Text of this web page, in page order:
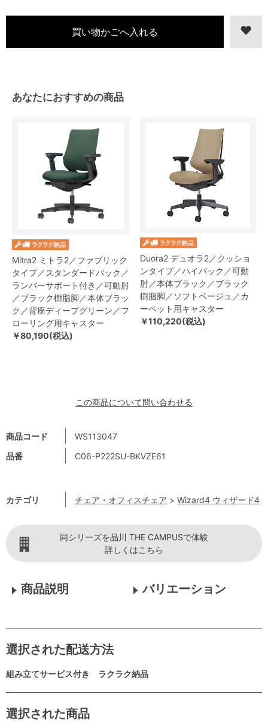
商品コード
WS113047
品番
C06-P222SU-BKVZE61
カテゴリ チェア・オフィスチェア > Wizard4 ウィザード4
あなたにおすすめの商品
Mitra2 ミトラ2／ファブリック
タイプ／スタンダードバック／
ランバーサポート付き／可動肘
／ブラック樹脂脚／本体ブラッ
ク／背座ディープグリーン／フ
ローリング用キャスター
￥80,190(税込)
Duora2 デュオラ2／クッショ
ンタイプ／ハイバック／可動
肘／本体ブラック／ブラック
樹脂脚／ソフトベージュ／カ
ーペット用キャスター
￥110,220(税込)
この商品について問い合わせる
同シリーズを品川 THE CAMPUSで体験
詳しくはこちら
商品説明 バリエーション
選択された配送方法
組み立てサービス付き ラクラク納品
選択された商品